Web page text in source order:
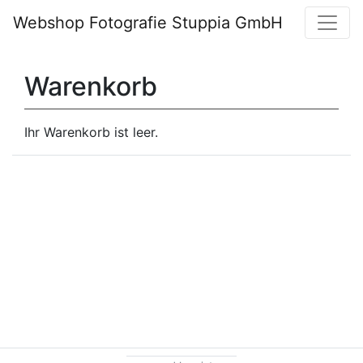
Webshop Fotografie Stuppia GmbH
Warenkorb
Ihr Warenkorb ist leer.